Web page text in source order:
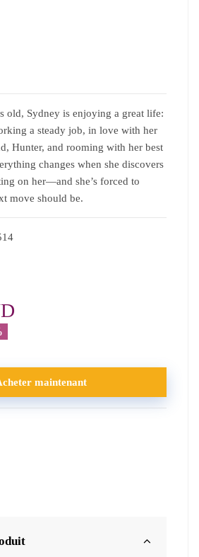
old, Sydney is enjoying a great life:
a steady job, in love with her
Hunter, and rooming with her best
changes when she discovers
on her—and she’s forced to
move should be.
maintenant